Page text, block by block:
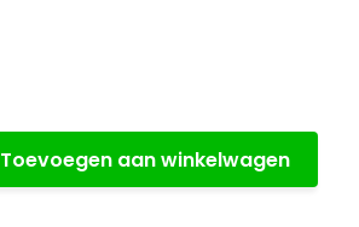
Toevoegen aan winkelwagen